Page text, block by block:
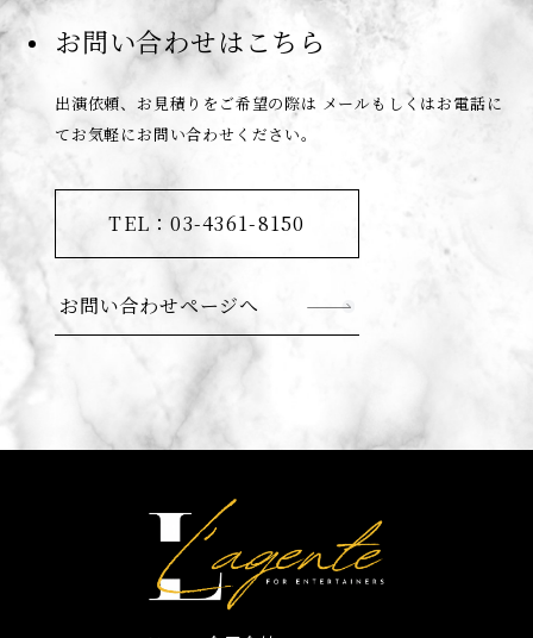
お問い合わせはこちら
出演依頼、お見積りをご希望の際は メールもしくはお電話に
てお気軽にお問い合わせください。
TEL：03-4361-8150
お問い合わせページへ